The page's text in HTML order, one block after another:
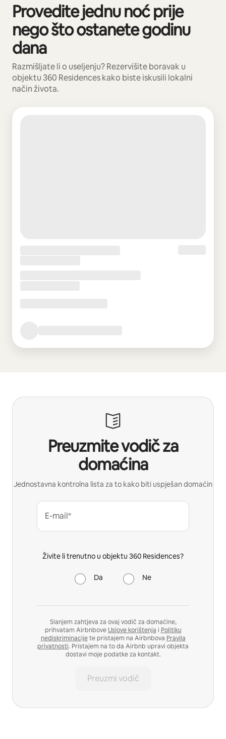
Provedite jednu noć prije
nego što ostanete godinu
dana
Razmišljate li o useljenju? Rezervišite boravak u
objektu 360 Residences kako biste iskusili lokalni
način života.
Prikazano 0 od 0 stavki
Preuzmite vodič za
domaćina
Jednostavna kontrolna lista za to kako biti uspješan domaćin
E-mail*
Živite li trenutno u objektu 360 Residences?
Da Ne
Slanjem zahtjeva za ovaj vodič za domaćine,
prihvatam AirbnboveUslove korištenja i Politiku
nediskriminacijete pristajem na Airbnbova Pravila
privatnosti. Pristajem na to da Airbnb upravi objekta
dostavi moje podatke za kontakt.
Preuzmi vodič